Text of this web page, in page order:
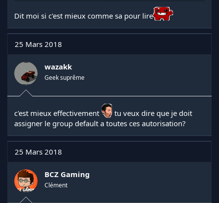
Dit moi si c'est mieux comme sa pour lire
25 Mars 2018
wazakk
Geek suprême
c'est mieux effectivement
tu veux dire que je doit
assigner le group default a toutes ces autorisation?
25 Mars 2018
BCZ Gaming
Clément